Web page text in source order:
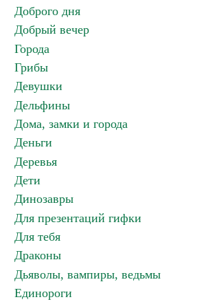
Доброго дня
Добрый вечер
Города
Грибы
Девушки
Дельфины
Дома, замки и города
Деньги
Деревья
Дети
Динозавры
Для презентаций гифки
Для тебя
Драконы
Дьяволы, вампиры, ведьмы
Единороги